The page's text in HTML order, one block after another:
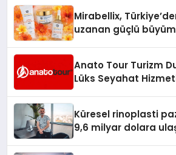
Mirabellix,
uzanan güçlü
Anato Tour Turizm
Lüks Seyahat
Küresel rinoplasti
9,6 milyar dolara